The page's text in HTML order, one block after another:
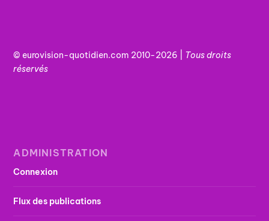
© eurovision-quotidien.com 2010-2026 | Tousdroits
réservés
ADMINISTRATION
Connexion
Flux des publications